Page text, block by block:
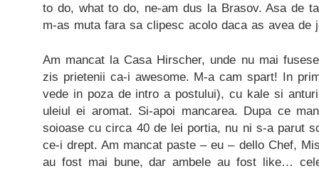
to do, what to do, ne-am dus la Brasov. Asa de
m-as muta fara sa clipesc acolo daca as avea de
Am mancat la Casa Hirscher, unde nu mai
zis prietenii ca-i awesome. M-a cam spart! In
vede in poza de intro a postului), cu kale si
uleiul ei aromat. Si-apoi mancarea. Dupa ce
soioase cu circa 40 de lei portia, nu ni s-a parut
ce-i drept. Am mancat paste – eu – dello Chef,
au fost mai bune, dar ambele au fost like…